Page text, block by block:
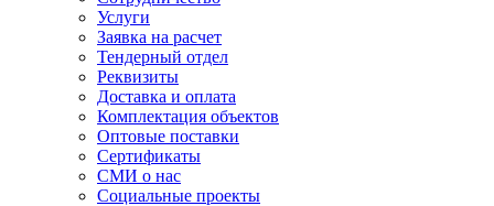
Услуги
Заявка на расчет
Тендерный отдел
Реквизиты
Доставка и оплата
Комплектация объектов
Оптовые поставки
Сертификаты
СМИ о нас
Социальные проекты